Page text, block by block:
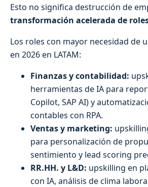
Esto no significa destrucción de
transformación acelerada de
Los roles con mayor necesidad de
en 2026 en LATAM:
Finanzas y contabilidad:
herramientas de IA para
Copilot, SAP AI) y
contables con RPA.
Ventas y marketing:
para personalización de
sentimiento y lead scoring
RR.HH. y L&D: upskilling en
con IA, análisis de clima